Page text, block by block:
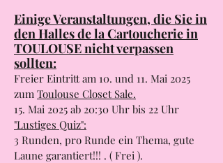
Einige Veranstaltungen, die Sie in
den Halles de la Cartoucherie in
TOULOUSE nicht verpassen
sollten:
Freier Eintritt am 10. und 11. Mai 2025
zum Toulouse Closet Sale.
15. Mai 2025 ab 20:30 Uhr bis 22 Uhr
"Lustiges Quiz":
3 Runden, pro Runde ein Thema, gute
Laune garantiert!!! . ( Frei ).